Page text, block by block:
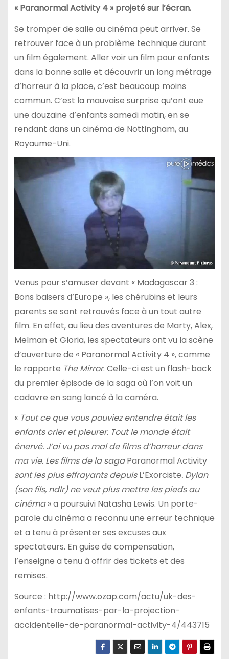
« Paranormal Activity 4 » projeté sur l’écran.
Se tromper de salle au cinéma peut arriver. Se
retrouver face à un problème technique durant
un film également. Aller voir un film pour enfants
dans la bonne salle et découvrir un long métrage
d’horreur à la place, c’est beaucoup moins
commun. C’est la mauvaise surprise qu’ont eue
une douzaine d’enfants samedi matin, en se
rendant dans un cinéma de Nottingham, au
Royaume-Uni.
Venus pour s’amuser devant « Madagascar 3 :
Bons baisers d’Europe », les chérubins et leurs
parents se sont retrouvés face à un tout autre
film. En effet, au lieu des aventures de Marty, Alex,
Melman et Gloria, les spectateurs ont vu la scène
d’ouverture de « Paranormal Activity 4 », comme
le rapporte The Mirror. Celle-ci est un flash-back
du premier épisode de la saga où l’on voit un
cadavre en sang lancé à la caméra.
« Tout ce que vous pouviez entendre était les
enfants crier et pleurer. Tout le monde était
énervé. J’ai vu pas mal de films d’horreur dans
ma vie. Les films de la sagaParanormal Activity
sont les plus effrayants depuisL’Exorciste. Dylan
(son fils, ndlr) ne veut plus mettre les pieds au
cinéma» a poursuivi Natasha Lewis. Un porte-
parole du cinéma a reconnu une erreur technique
et a tenu à présenter ses excuses aux
spectateurs. En guise de compensation,
l’enseigne a tenu à offrir des tickets et des
remises.
Source : http://www.ozap.com/actu/uk-des-
enfants-traumatises-par-la-projection-
accidentelle-de-paranormal-activity-4/443715